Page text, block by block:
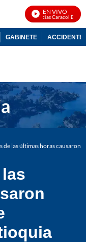
EN VIVO
Noticias Caracol En Vivo
GABINETE ACCIDENTE
de las últimas horas causaron